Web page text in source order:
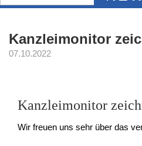
Kanzleimonitor
07.10.2022
Kanzleimonitor
Wir freuen uns sehr über das